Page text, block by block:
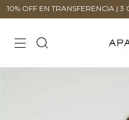
EN TRANSFERENCIA | 3